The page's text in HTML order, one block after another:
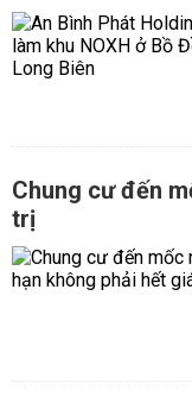
Chung cư đến
trị